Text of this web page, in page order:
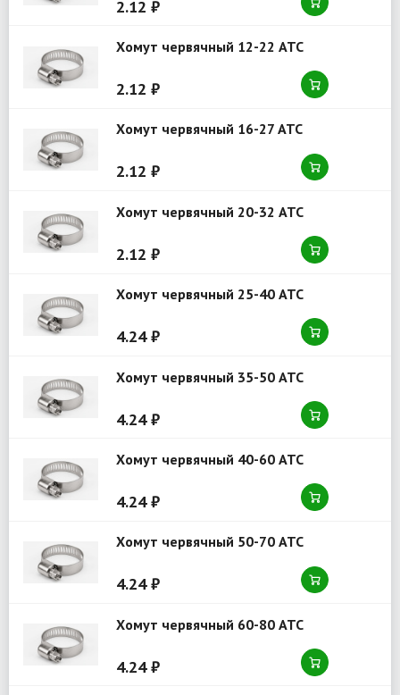
2.12 ₽
Хомут червячный 12-22 ATC
2.12 ₽
Хомут червячный 16-27 ATC
2.12 ₽
Хомут червячный 20-32 ATC
2.12 ₽
Хомут червячный 25-40 ATC
4.24 ₽
Хомут червячный 35-50 ATC
4.24 ₽
Хомут червячный 40-60 ATC
4.24 ₽
Хомут червячный 50-70 ATC
4.24 ₽
Хомут червячный 60-80 ATC
4.24 ₽